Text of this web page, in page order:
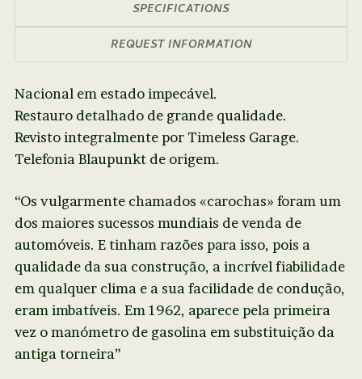
SPECIFICATIONS
REQUEST INFORMATION
Nacional em estado impecável.
Restauro detalhado de grande qualidade.
Revisto integralmente por Timeless Garage.
Telefonia Blaupunkt de origem.
“Os vulgarmente chamados «carochas» foram um
dos maiores sucessos mundiais de venda de
automóveis. E tinham razões para isso, pois a
qualidade da sua construção, a incrível fiabilidade
em qualquer clima e a sua facilidade de condução,
eram imbatíveis. Em 1962, aparece pela primeira
vez o manómetro de gasolina em substituição da
antiga torneira”